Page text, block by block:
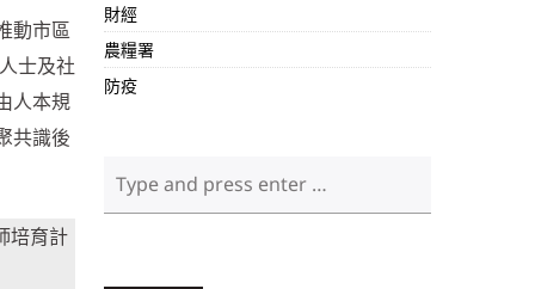
動市區
士及社
人本規
共識後
培育計
財經
農糧署
防疫